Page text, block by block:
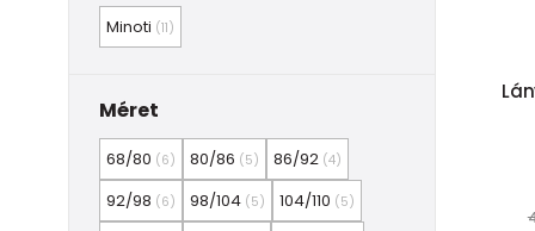
Minoti (11)
Méret
68/80 (6) 80/86 (5) 86/92 (4)
92/98 (6) 98/104 (5) 104/110 (5)